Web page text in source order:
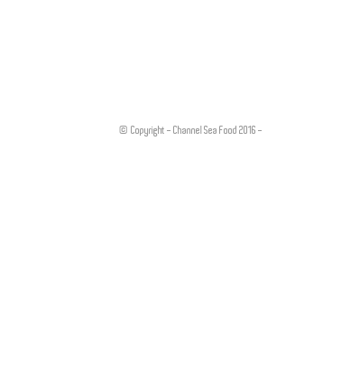
© Copyright - Channel Sea Food 2016 -